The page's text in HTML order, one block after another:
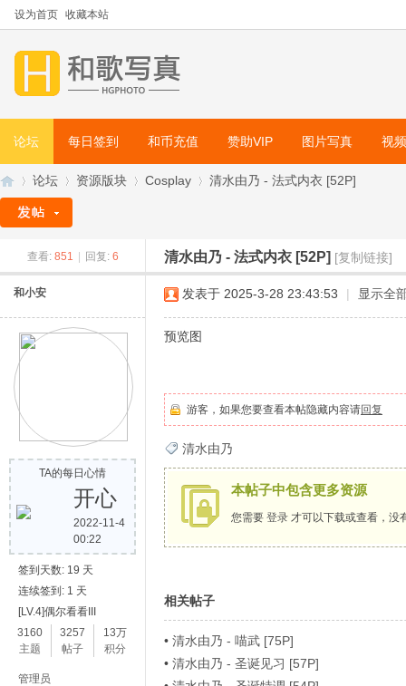
设为首页 收藏本站
论坛 每日签到 和币充值 赞助VIP 图片写真 视
论坛
›
资源版块 Cosplay
›
清水由乃 - 法式内衣 [52P]
查看: 851 回复: 6 清水由乃 - 法式内衣 [52P] [复制链接]
和小安
TA的每日心情
开心
2022-11-4
00:22
签到天数: 19 天
连续签到: 1 天
[LV.4]偶尔看看III
3160
主题
3257
帖子
13万
积分
管理员
发表于 2025-3-28 23:43:53 | 显示全
预览图
游客，如果您要查看本帖隐藏内容请回复
清水由乃
本帖子中包含更多资源
您需要 登录 才可以下载或查看，没
相关帖子
• 清水由乃 - 喵武 [75P]
• 清水由乃 - 圣诞见习 [57P]